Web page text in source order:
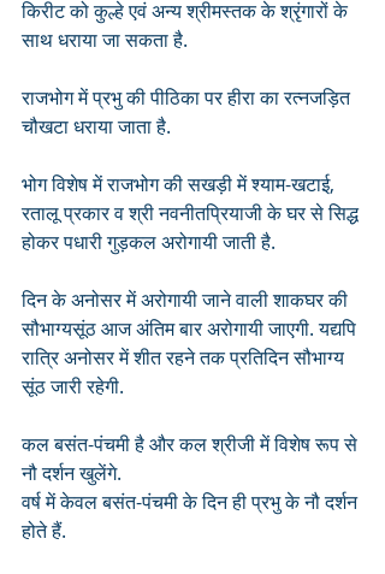
किरीट को कुल्हे एवं अन्य श्रीमस्तक के श्रृंगारों के
साथ धराया जा सकता है.
राजभोग में प्रभु की पीठिका पर हीरा का रत्नजड़ित
चौखटा धराया जाता है.
भोग विशेष में राजभोग की सखड़ी में श्याम-खटाई,
रतालू प्रकार व श्री नवनीतप्रियाजी के घर से सिद्ध
होकर पधारी गुड़कल अरोगायी जाती है.
दिन के अनोसर में अरोगायी जाने वाली शाकघर की
सौभाग्यसूंठ आज अंतिम बार अरोगायी जाएगी. यद्यपि
रात्रि अनोसर में शीत रहने तक प्रतिदिन सौभाग्य
सूंठ जारी रहेगी.
कल बसंत-पंचमी है और कल श्रीजी में विशेष रूप से
नौ दर्शन खुलेंगे.
वर्ष में केवल बसंत-पंचमी के दिन ही प्रभु के नौ दर्शन
होते हैं.